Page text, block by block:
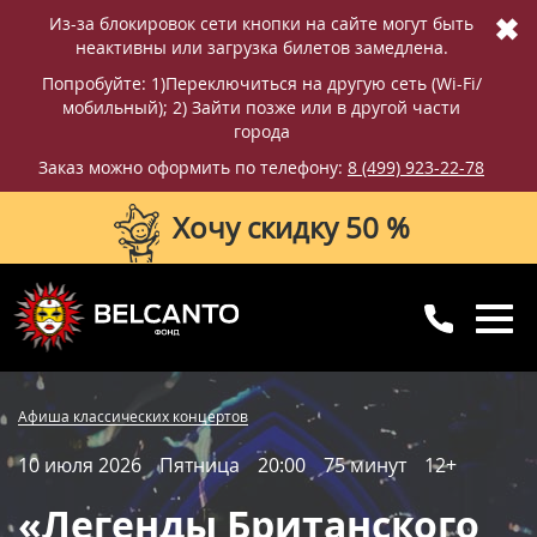
Из-за блокировок сети кнопки на сайте могут быть
неактивны или загрузка билетов замедлена.
Попробуйте: 1)Переключиться на другую сеть (Wi-Fi/
мобильный); 2) Зайти позже или в другой части
города
Заказ можно оформить по телефону: 8 (499) 923-22-78
✖
Хочу скидку 50 %
8 (499) 923-22-78
с 10:00 до 20:00
8 (800) 770-09-71
для регионов
Фотографии
Вопросы и ответы Схема зала
Афиша классических концертов
10 июля 2026 Пятница 20:00 75 минут 12+
«Легенды Британского